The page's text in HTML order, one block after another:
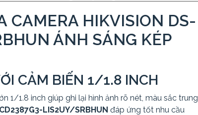
CAMERA HIKVISION DS-
ÁNH SÁNG KÉP
CẢM BIẾN 1/1.8 INCH
1/1.8 inch giúp ghi lại hình ảnh rõ nét, màu sắc trung
LIS2UY/SRBHUN đáp ứng tốt nhu cầu